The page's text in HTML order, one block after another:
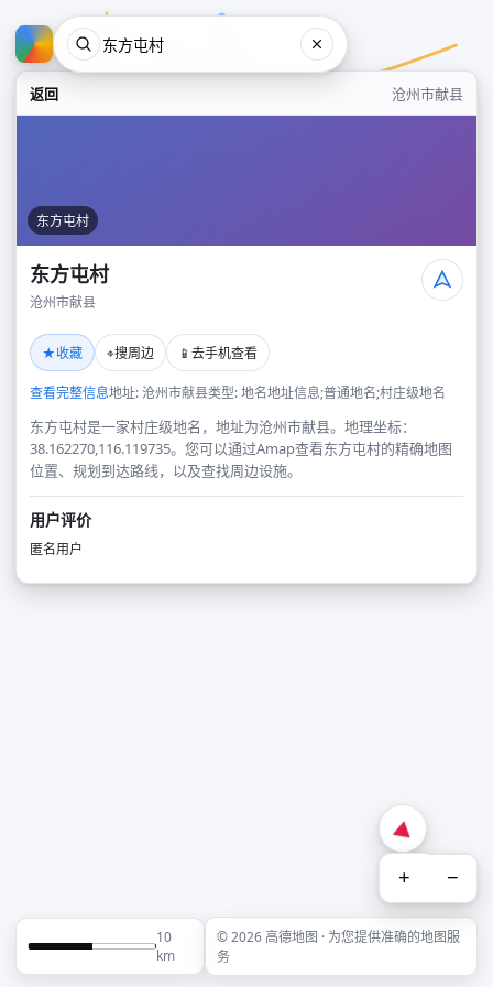
返回 沧州市献县
东方屯村
东方屯村
沧州市献县
★收藏 ⌖搜周边 📱 去手机查看
查看完整信息地址: 沧州市献县类型: 地名地址信息;普通地名;村庄级地名
东方屯村是一家村庄级地名，地址为沧州市献县。地理坐标：
38.162270,116.119735。您可以通过Amap查看东方屯村的精确地图
位置、规划到达路线，以及查找周边设施。
用户评价
匿名用户
+ −
10
km
© 2026 高德地图 · 为您提供准确的地图服
务